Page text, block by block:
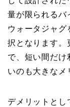
量が限られるバ
ウォータジャグ
択となります。
で、短い間だけ
いのも大きなメ
デメリットとし